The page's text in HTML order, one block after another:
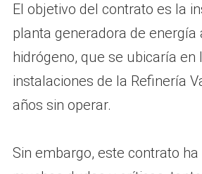
El objetivo del contrato es la
planta generadora de energía
hidrógeno, que se ubicaría en
instalaciones de la Refinería
años sin operar.
Sin embargo, este contrato